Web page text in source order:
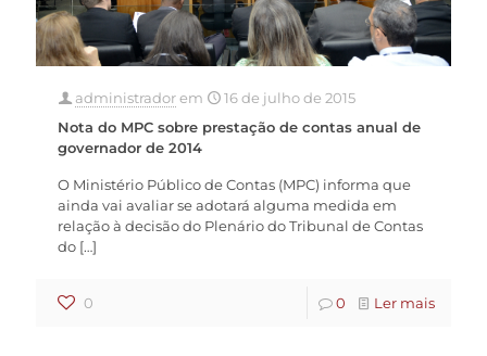
administradorem
16 de julho de 2015
Nota do MPC sobre prestação de contas anual de
governador de 2014
O Ministério Público de Contas (MPC) informa que
ainda vai avaliar se adotará alguma medida em
relação à decisão do Plenário do Tribunal de Contas
do […]
0 0 Ler mais